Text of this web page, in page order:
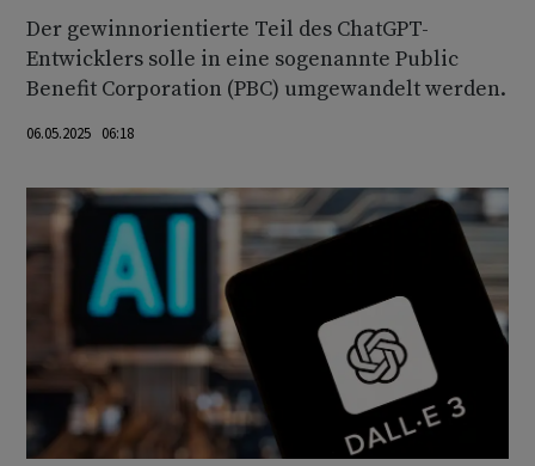
Der gewinnorientierte Teil des ChatGPT-
Entwicklers solle in eine sogenannte Public
Benefit Corporation (PBC) umgewandelt werden.
06.05.2025 06:18